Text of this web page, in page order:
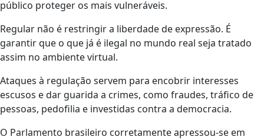
público proteger os mais vulneráveis.
Regular não é restringir a liberdade de expressão. É
garantir que o que já é ilegal no mundo real seja tratado
assim no ambiente virtual.
Ataques à regulação servem para encobrir interesses
escusos e dar guarida a crimes, como fraudes, tráfico de
pessoas, pedofilia e investidas contra a democracia.
O Parlamento brasileiro corretamente apressou-se em